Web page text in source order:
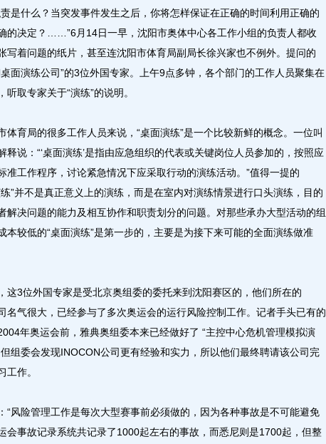
什么？当突发事件发生之后，你将怎样保证在正确的时间利用正确的
的决定？……”6月14日一早，沈阳市奥体中心各工作小组的负责人都收
写着问题的纸片，甚至连沈阳市体育局副局长徐兴家也不例外。提问的
面演练公司”的3位外国专家。上午9点多钟，各个部门的工作人员聚集在
听取专家关于“演练”的说明。
育局的很多工作人员来说，“桌面演练”是一个比较新鲜的概念。一位叫
释说：“‘桌面演练’是指由应急组织的代表或关键岗位人员参加的，按照应
准工作程序，讨论紧急情况下应采取行动的演练活动。”值得一提的
”并不是真正意义上的演练，而是在室内对演练情景进行口头演练，目的
解决问题的能力及相互协作和职责划分的问题。对那些承办大型活动的组
本较低的“桌面演练”是第一步的，主要是为接下来可能的全面演练做准
3位外国专家是受北京奥组委的委托来到沈阳赛区的，他们所在的
名气很大，已经参与了多次奥运会的运行风险控制工作。记者手头已有的
年奥运会前，雅典奥组委本来已经做好了 “主控中心危机管理模拟演
但组委会发现INOCON公司更有经验和实力，所以他们最终聘请该公司完
工作。
险管理工作是每次大型赛事前必须做的，因为各种事故是不可能避免
会事故记录系统共记录了1000起左右的事故，而悉尼则是1700起，但整